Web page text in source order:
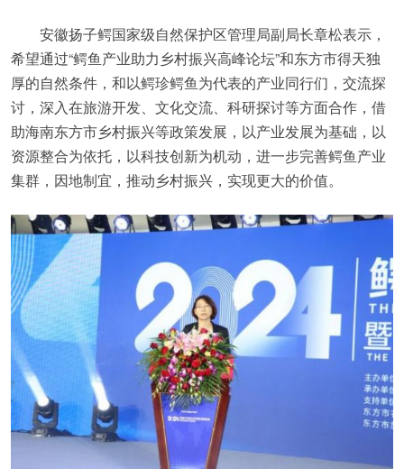
安徽扬子鳄国家级自然保护区管理局副局长章松表示，
希望通过“鳄鱼产业助力乡村振兴高峰论坛”和东方市得天独
厚的自然条件，和以鳄珍鳄鱼为代表的产业同行们，交流探
讨，深入在旅游开发、文化交流、科研探讨等方面合作，借
助海南东方市乡村振兴等政策发展，以产业发展为基础，以
资源整合为依托，以科技创新为机动，进一步完善鳄鱼产业
集群，因地制宜，推动乡村振兴，实现更大的价值。